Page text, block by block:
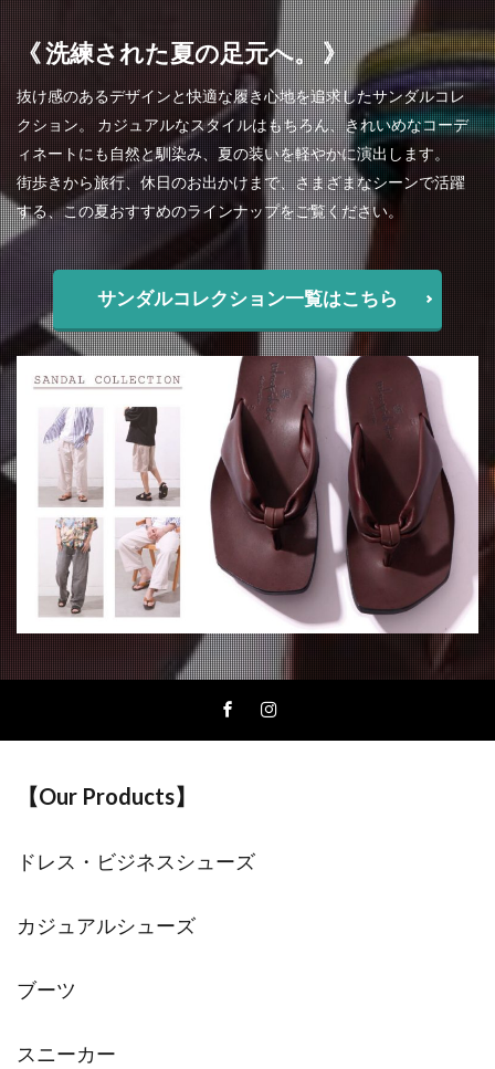
《 洗練された夏の足元へ。 》
抜け感のあるデザインと快適な履き心地を追求したサンダルコレ
クション。 カジュアルなスタイルはもちろん、きれいめなコーデ
ィネートにも自然と馴染み、夏の装いを軽やかに演出します。
街歩きから旅行、休日のお出かけまで、さまざまなシーンで活躍
する、この夏おすすめのラインナップをご覧ください。
サンダルコレクション一覧はこちら
【Our Products】
ドレス・ビジネスシューズ
カジュアルシューズ
ブーツ
スニーカー